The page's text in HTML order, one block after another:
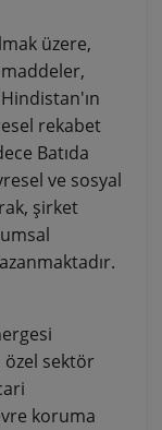
üzere,
rekabet
Batıda
ve sosyal
şirket
sektör
koruma